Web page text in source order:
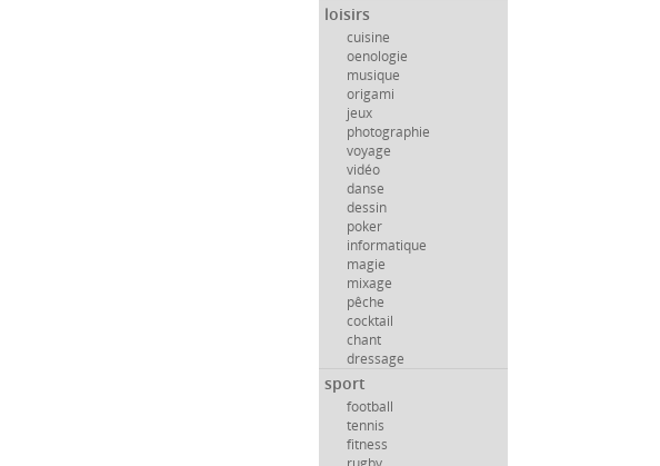
loisirs
cuisine
oenologie
musique
origami
jeux
photographie
voyage
vidéo
danse
dessin
poker
informatique
magie
mixage
pêche
cocktail
chant
dressage
sport
football
tennis
fitness